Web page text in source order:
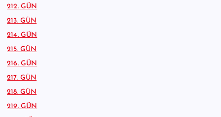
212. GÜN
213. GÜN
214. GÜN
215. GÜN
216. GÜN
217. GÜN
218. GÜN
219. GÜN